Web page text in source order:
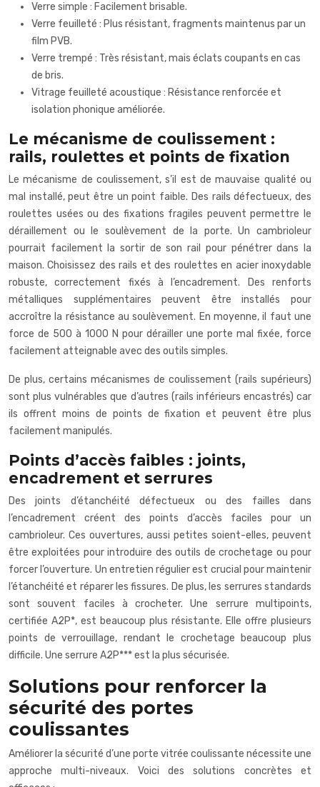
Verre simple : Facilement brisable.
Verre feuilleté : Plus résistant, fragments maintenus par un
film PVB.
Verre trempé : Très résistant, mais éclats coupants en cas
de bris.
Vitrage feuilleté acoustique : Résistance renforcée et
isolation phonique améliorée.
Le mécanisme de coulissement :
rails, roulettes et points de fixation
Le mécanisme de coulissement, s’il est de mauvaise qualité ou
mal installé, peut être un point faible. Des rails défectueux, des
roulettes usées ou des fixations fragiles peuvent permettre le
déraillement ou le soulèvement de la porte. Un cambrioleur
pourrait facilement la sortir de son rail pour pénétrer dans la
maison. Choisissez des rails et des roulettes en acier inoxydable
robuste, correctement fixés à l’encadrement. Des renforts
métalliques supplémentaires peuvent être installés pour
accroître la résistance au soulèvement. En moyenne, il faut une
force de 500 à 1000 N pour dérailler une porte mal fixée, force
facilement atteignable avec des outils simples.
De plus, certains mécanismes de coulissement (rails supérieurs)
sont plus vulnérables que d’autres (rails inférieurs encastrés) car
ils offrent moins de points de fixation et peuvent être plus
facilement manipulés.
Points d’accès faibles : joints,
encadrement et serrures
Des joints d’étanchéité défectueux ou des failles dans
l’encadrement créent des points d’accès faciles pour un
cambrioleur. Ces ouvertures, aussi petites soient-elles, peuvent
être exploitées pour introduire des outils de crochetage ou pour
forcer l’ouverture. Un entretien régulier est crucial pour maintenir
l’étanchéité et réparer les fissures. De plus, les serrures standards
sont souvent faciles à crocheter. Une serrure multipoints,
certifiée A2P*, est beaucoup plus résistante. Elle offre plusieurs
points de verrouillage, rendant le crochetage beaucoup plus
difficile. Une serrure A2P*** est la plus sécurisée.
Solutions pour renforcer la
sécurité des portes
coulissantes
Améliorer la sécurité d’une porte vitrée coulissante nécessite une
approche multi-niveaux. Voici des solutions concrètes et